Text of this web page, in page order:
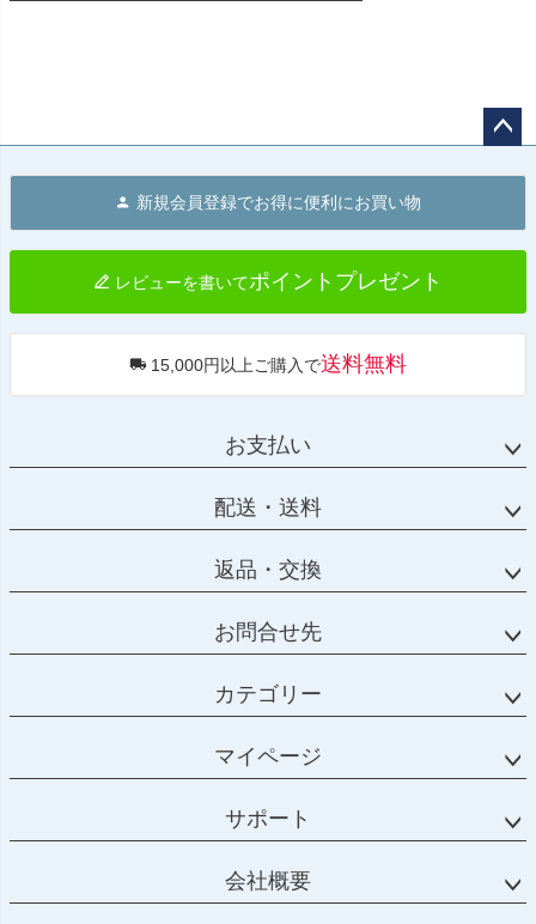
へ
新規会員登録でお得に便利にお買い物
レビューを書いてポイントプレゼント
15,000円以上ご購入で送料無料
お支払い
配送・送料
返品・交換
お問合せ先
カテゴリー
マイページ
サポート
会社概要